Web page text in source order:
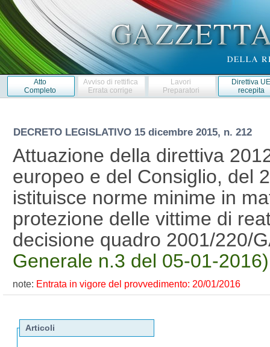
Atto
Completo
Avviso di rettifica
Errata corrige
Lavori
Preparatori
Direttiva
recepita
DECRETO LEGISLATIVO 15 dicembre 2015, n. 212
Attuazione della direttiva
europeo e del Consiglio, del
istituisce norme minime in
protezione delle vittime di
decisione quadro 2001/220/
Generale n.3 del 05-01-2016)
note: Entrata in vigore del provvedimento: 20/01/2016